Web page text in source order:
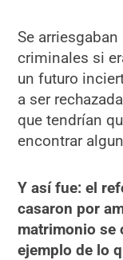
Se
criminales si
un futuro
a ser
que tendrían
encontrar
Y así fue: el
casaron por
matrimonio se
ejemplo de lo